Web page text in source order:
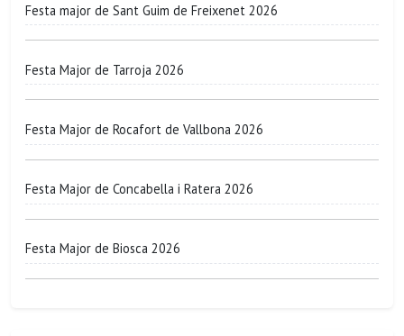
Festa major de Sant Guim de Freixenet 2026
Festa Major de Tarroja 2026
Festa Major de Rocafort de Vallbona 2026
Festa Major de Concabella i Ratera 2026
Festa Major de Biosca 2026